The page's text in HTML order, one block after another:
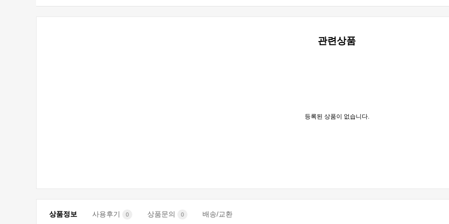
관련상품
등록된 상품이 없습니다.
상품정보 사용후기 0 상품문의 0 배송/교환